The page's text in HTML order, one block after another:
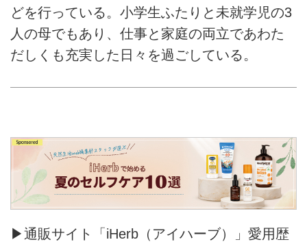
どを行っている。小学生ふたりと未就学児の3
人の母でもあり、仕事と家庭の両立であわた
だしくも充実した日々を過ごしている。
▶通販サイト「iHerb（アイハーブ）」愛用歴